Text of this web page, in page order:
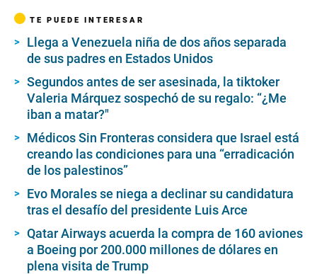
TE PUEDE INTERESAR
Llega a Venezuela niña de dos años separada
de sus padres en Estados Unidos
Segundos antes de ser asesinada, la tiktoker
Valeria Márquez sospechó de su regalo: “¿Me
iban a matar?"
Médicos Sin Fronteras considera que Israel está
creando las condiciones para una “erradicación
de los palestinos”
Evo Morales se niega a declinar su candidatura
tras el desafío del presidente Luis Arce
Qatar Airways acuerda la compra de 160 aviones
a Boeing por 200.000 millones de dólares en
plena visita de Trump